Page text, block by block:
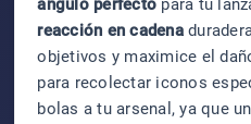
ángulo perfecto para tu
reacción en cadena
objetivos y maximice el
para recolectar iconos
bolas a tu arsenal, ya que